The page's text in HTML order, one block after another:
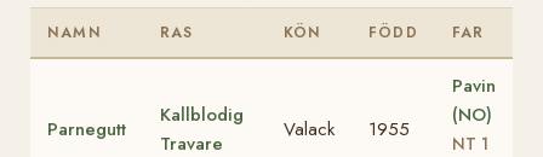
NAMN RAS KÖN FÖDD FAR
Parnegutt
Kallblodig
Travare
Valack 1955
Pavin
(NO)
NT 1